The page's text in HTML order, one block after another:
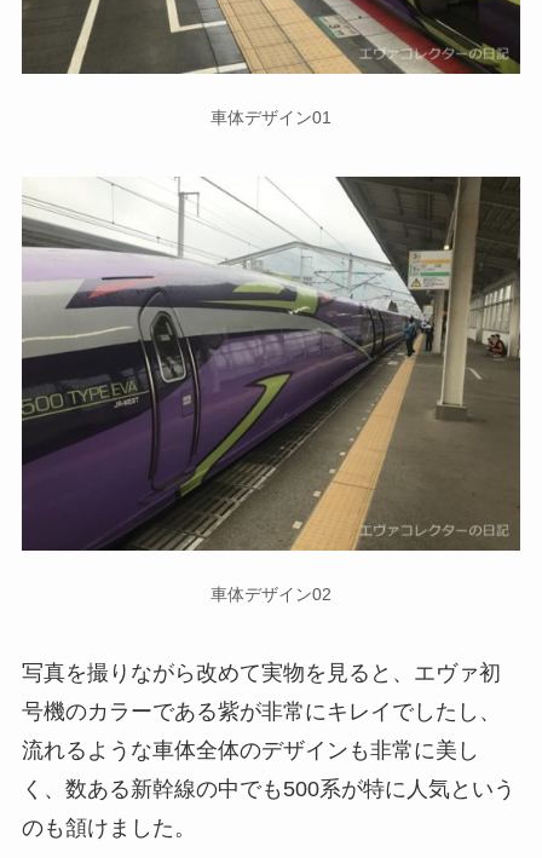
車体デザイン01
車体デザイン02
写真を撮りながら改めて実物を見ると、エヴァ初
号機のカラーである紫が非常にキレイでしたし、
流れるような車体全体のデザインも非常に美し
く、数ある新幹線の中でも500系が特に人気という
のも頷けました。